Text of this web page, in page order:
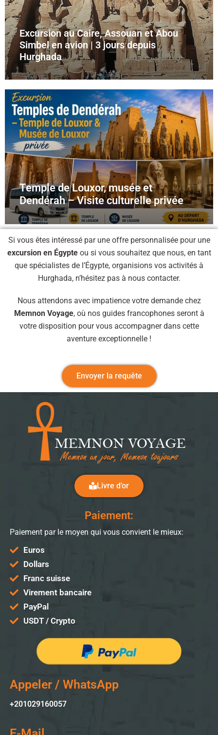
Excursion au Caire, Assouan et Abou
Simbel en avion | 3 jours depuis
Hurghada
Temple de Louxor, musée et
Dendérah – Visite culturelle privée
Si vous êtes intéressé par une offre personnalisée pour une
excursion en Égypteou si vous souhaitez que nous, en tant
que spécialistes de l’Égypte, organisions vos activités à
Hurghada, n’hésitez pas à nous contacter.
Nous attendons avec impatience votre demande chez
Memnon Voyage, où nos guides francophones seront à
votre disposition pour vous accompagner dans cette
aventure exceptionnelle !
Envoyer la requête
Livre d’or
Paiement:
Paiement par le moyen qui vous convient le mieux:
Euros
Dollars
Franc suisse
Virement bancaire
PayPal
USDT / Crypto
Appeler / WhatsApp
+201029160057